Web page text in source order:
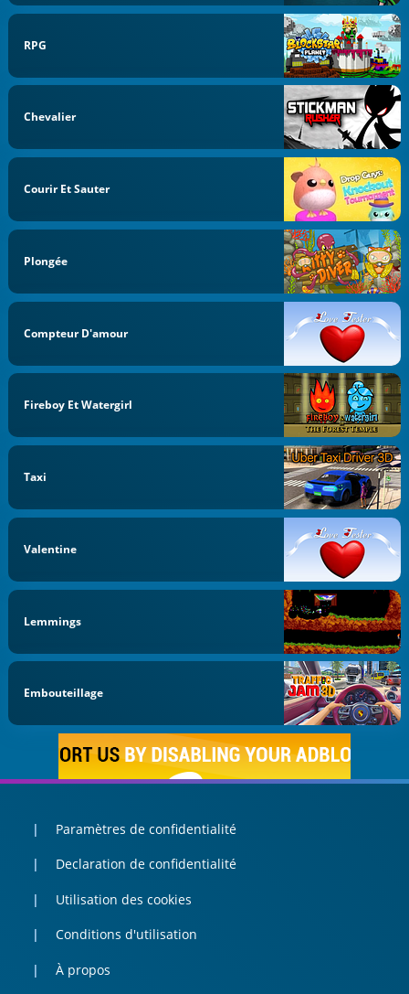
RPG
Chevalier
Courir Et Sauter
Plongée
Compteur D'amour
Fireboy Et Watergirl
Taxi
Valentine
Lemmings
Embouteillage
Paramètres de confidentialité
Declaration de confidentialité
Utilisation des cookies
Conditions d'utilisation
À propos